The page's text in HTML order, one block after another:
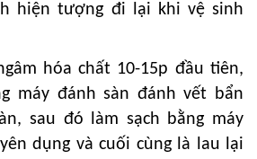
hiện tượng đi lại khi vệ sinh
hóa chất 10-15p đầu tiên,
máy đánh sàn đánh vết bẩn
sau đó làm sạch bằng máy
dụng và cuối cùng là lau lại